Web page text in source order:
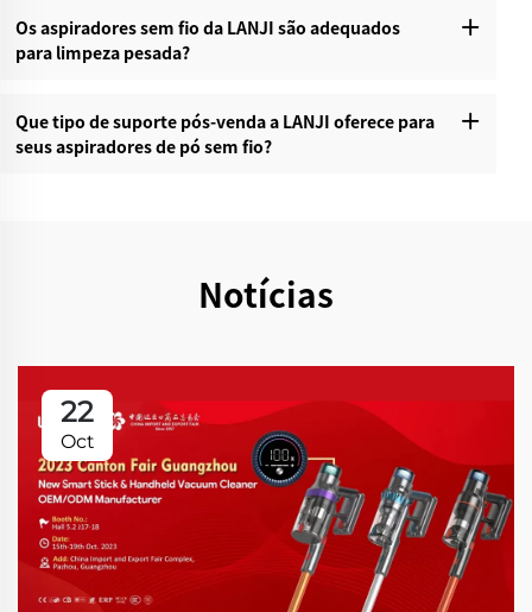
Os aspiradores sem fio da LANJI são adequados
para limpeza pesada?
Que tipo de suporte pós-venda a LANJI oferece para
seus aspiradores de pó sem fio?
Notícias
22
Oct